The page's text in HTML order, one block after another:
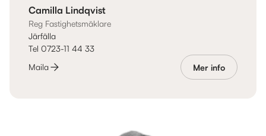
Camilla Lindqvist
Reg Fastighetsmäklare
Järfälla
Tel 0723-11 44 33
Maila
Mer info